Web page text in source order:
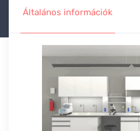
Általános információk